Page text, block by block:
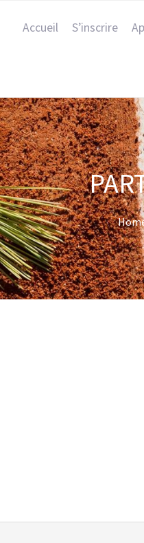
Accueil S’inscrire